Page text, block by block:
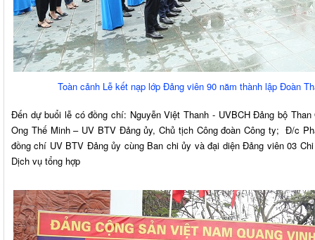
Toàn cảnh Lễ kết nạp lớp Đảng viên 90 năm thành lập Đoàn
Đến dự buổi lễ có đồng chí: Nguyễn Việt Thanh - UVBCH Đảng bộ
Ong Thế Minh – UV BTV Đảng ủy, Chủ tịch Công đoàn Công ty; Đ/c
đồng chí UV BTV Đảng ủy cùng Ban chi ủy và đại diện Đảng viên 03
Dịch vụ tổng hợp